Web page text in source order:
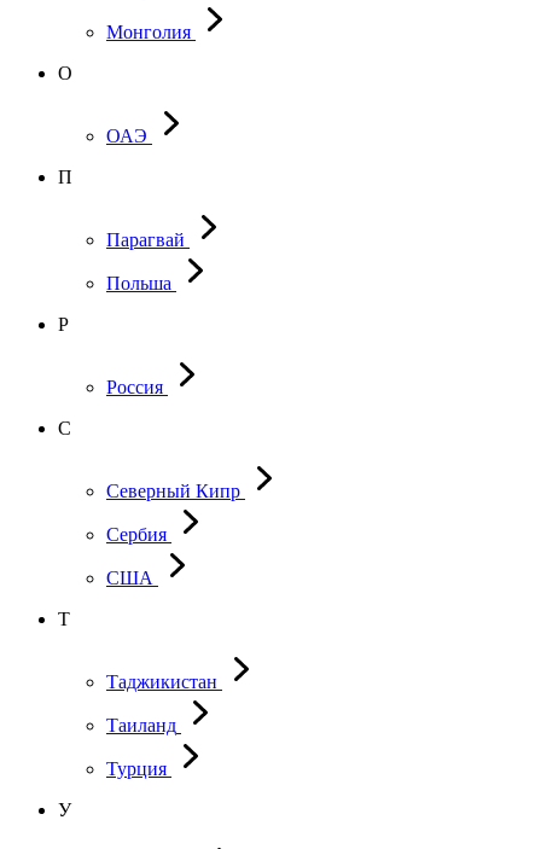
Монголия
О
ОАЭ
П
Парагвай
Польша
Р
Россия
С
Северный Кипр
Сербия
США
Т
Таджикистан
Таиланд
Турция
У